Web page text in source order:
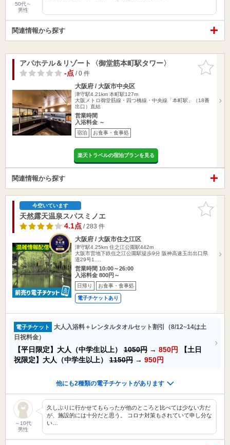
50代～
男性
関連情報から探す
お気に入
りに追加
アパホテル＆リゾート〈御堂筋本町駅タワー〉
-点/ 0 件
大阪府 / 大阪市中央区
津守駅4.21km 本町駅127m
大阪メトロ御堂筋線・四つ橋線・中央線「本町駅」（18番
出口）直結
営業時間
入浴料金 ～
宿泊 お食事・食事処
楽天トラベルの宿泊プランを見る
関連情報から探す
お気に入
りに追加
今空いています
天然露天温泉スパスミノエ
4.1点/ 283 件
大阪府 / 大阪市住之江区
津守駅4.25km 住之江公園駅442m
大阪市営地下鉄住之江公園駅徒歩9分 阪神高速玉出出口県
道29号1.…
営業時間 10:00～26:00
入浴料金 800円～
日帰り お食事・食事処
電子チケットあり
電子チケット
大人入浴料＋レンタルタオルセット割引（8/12~14は土
日祝料金）
【平日限定】大人（中学生以上） 1050円 → 850円
【土日
祝限定】大人（中学生以上） 1150円 → 950円
他にも2種類の電子チケットがあります
～10代
男性
久しぶりに行かせてもらったが他のところと比べては少ない方だ
が、施設的には十分だと思う。 コロナ対策もされていて申し分な
い…